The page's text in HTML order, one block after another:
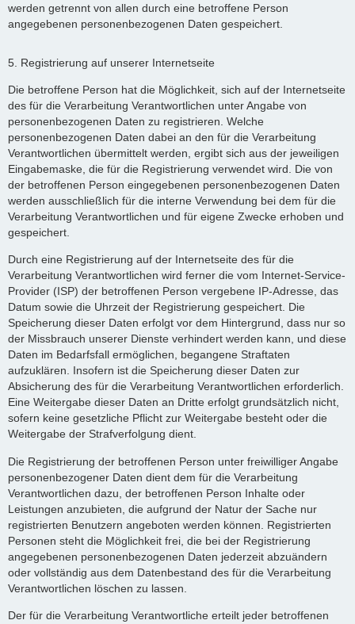
werden getrennt von allen durch eine betroffene Person
angegebenen personenbezogenen Daten gespeichert.
5. Registrierung auf unserer Internetseite
Die betroffene Person hat die Möglichkeit, sich auf der Internetseite
des für die Verarbeitung Verantwortlichen unter Angabe von
personenbezogenen Daten zu registrieren. Welche
personenbezogenen Daten dabei an den für die Verarbeitung
Verantwortlichen übermittelt werden, ergibt sich aus der jeweiligen
Eingabemaske, die für die Registrierung verwendet wird. Die von
der betroffenen Person eingegebenen personenbezogenen Daten
werden ausschließlich für die interne Verwendung bei dem für die
Verarbeitung Verantwortlichen und für eigene Zwecke erhoben und
gespeichert.
Durch eine Registrierung auf der Internetseite des für die
Verarbeitung Verantwortlichen wird ferner die vom Internet-Service-
Provider (ISP) der betroffenen Person vergebene IP-Adresse, das
Datum sowie die Uhrzeit der Registrierung gespeichert. Die
Speicherung dieser Daten erfolgt vor dem Hintergrund, dass nur so
der Missbrauch unserer Dienste verhindert werden kann, und diese
Daten im Bedarfsfall ermöglichen, begangene Straftaten
aufzuklären. Insofern ist die Speicherung dieser Daten zur
Absicherung des für die Verarbeitung Verantwortlichen erforderlich.
Eine Weitergabe dieser Daten an Dritte erfolgt grundsätzlich nicht,
sofern keine gesetzliche Pflicht zur Weitergabe besteht oder die
Weitergabe der Strafverfolgung dient.
Die Registrierung der betroffenen Person unter freiwilliger Angabe
personenbezogener Daten dient dem für die Verarbeitung
Verantwortlichen dazu, der betroffenen Person Inhalte oder
Leistungen anzubieten, die aufgrund der Natur der Sache nur
registrierten Benutzern angeboten werden können. Registrierten
Personen steht die Möglichkeit frei, die bei der Registrierung
angegebenen personenbezogenen Daten jederzeit abzuändern
oder vollständig aus dem Datenbestand des für die Verarbeitung
Verantwortlichen löschen zu lassen.
Der für die Verarbeitung Verantwortliche erteilt jeder betroffenen